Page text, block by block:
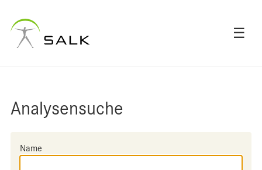
☰
Analysensuche
Name